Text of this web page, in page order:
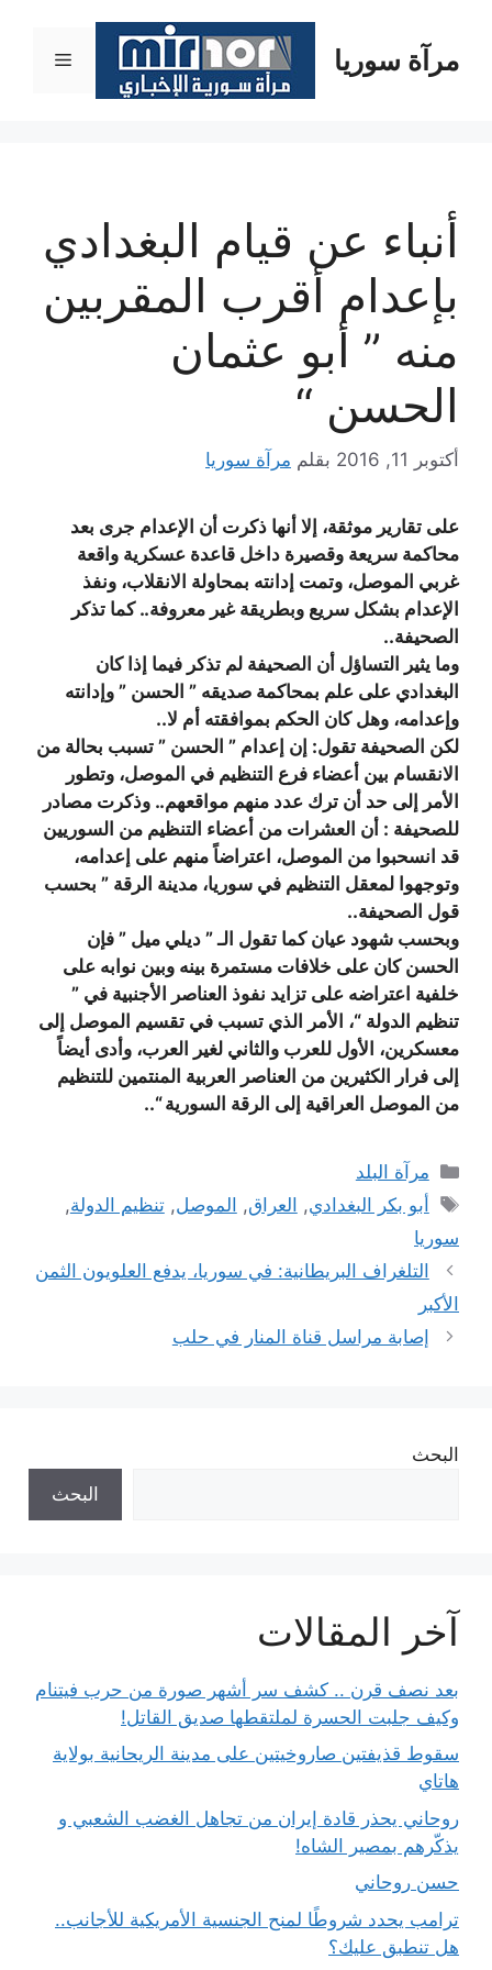
المحتوىمرآة سوريا القائمة
أنباء عن قيام البغدادي
بإعدام أقرب المقربين
منه ” أبو عثمان
الحسن “
أكتوبر 11, 2016 بقلم مرآة سوريا
على تقارير موثقة، إلا أنها ذكرت أن الإعدام جرى بعد
محاكمة سريعة وقصيرة داخل قاعدة عسكرية واقعة
غربي الموصل، وتمت إدانته بمحاولة الانقلاب، ونفذ
الإعدام بشكل سريع وبطريقة غير معروفة.. كما تذكر
الصحيفة..
وما يثير التساؤل أن الصحيفة لم تذكر فيما إذا كان
البغدادي على علم بمحاكمة صديقه ” الحسن ” وإدانته
وإعدامه، وهل كان الحكم بموافقته أم لا..
لكن الصحيفة تقول: إن إعدام ” الحسن ” تسبب بحالة من
الانقسام بين أعضاء فرع التنظيم في الموصل، وتطور
الأمر إلى حد أن ترك عدد منهم مواقعهم.. وذكرت مصادر
للصحيفة : أن العشرات من أعضاء التنظيم من السوريين
قد انسحبوا من الموصل، اعتراضاً منهم على إعدامه،
وتوجهوا لمعقل التنظيم في سوريا، مدينة الرقة ” بحسب
قول الصحيفة..
وبحسب شهود عيان كما تقول الـ ” ديلي ميل ” فإن
الحسن كان على خلافات مستمرة بينه وبين نوابه على
خلفية اعتراضه على تزايد نفوذ العناصر الأجنبية في ”
تنظيم الدولة “، الأمر الذي تسبب في تقسيم الموصل إلى
معسكرين، الأول للعرب والثاني لغير العرب، وأدى أيضاً
إلى فرار الكثيرين من العناصر العربية المنتمين للتنظيم
من الموصل العراقية إلى الرقة السورية “..
التصنيفات
مرآة البلد
الوسوم
أبو بكر البغدادي, العراق, الموصل,تنظيم الدولة,
سوريا
التلغراف البريطانية: في سوريا، يدفع العلويون الثمن
الأكبر
إصابة مراسل قناة المنار في حلب
البحث
البحث
آخر المقالات
بعد نصف قرن .. كشف سر أشهر صورة من حرب فيتنام
وكيف جلبت الحسرة لملتقطها صديق القاتل!
سقوط قذيفتين صاروخيتين على مدينة الريحانية بولاية
هاتاي
روحاني يحذر قادة إيران من تجاهل الغضب الشعبي و
يذكّرهم بمصير الشاه!
حسن روحاني
ترامب يحدد شروطًا لمنح الجنسية الأمريكية للأجانب..
هل تنطبق عليك؟